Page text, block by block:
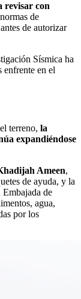
revisar con
de
de autorizar
Sísmica ha
enfrente en el
terreno, la
expandiéndose
Ameen,
de ayuda, y la
de
agua,
por los